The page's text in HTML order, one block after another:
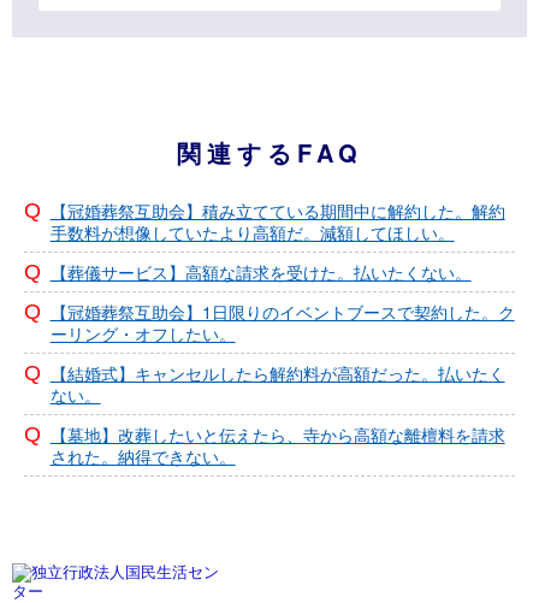
関連するFAQ
【冠婚葬祭互助会】積み立てている期間中に解約した。解約
手数料が想像していたより高額だ。減額してほしい。
【葬儀サービス】高額な請求を受けた。払いたくない。
【冠婚葬祭互助会】1日限りのイベントブースで契約した。ク
ーリング・オフしたい。
【結婚式】キャンセルしたら解約料が高額だった。払いたく
ない。
【墓地】改葬したいと伝えたら、寺から高額な離檀料を請求
された。納得できない。